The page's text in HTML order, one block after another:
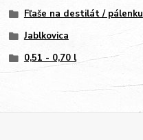
Fľaše na destilát / pálenku
Jablkovica
0,51 - 0,70 l